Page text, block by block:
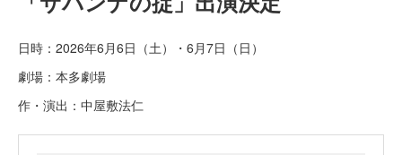
日時：2026年6月6日（土）・6月7日（日）
劇場：本多劇場
作・演出：中屋敷法仁